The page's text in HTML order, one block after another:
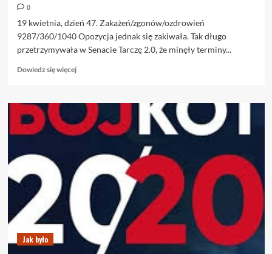
0
19 kwietnia, dzień 47. Zakażeń/zgonów/ozdrowień
9287/360/1040 Opozycja jednak się zakiwała. Tak długo
przetrzymywała w Senacie Tarczę 2.0, że minęły terminy...
Dowiedz się więcejDowiedz
o
19.04.
Dyktatura
z…
Jak było